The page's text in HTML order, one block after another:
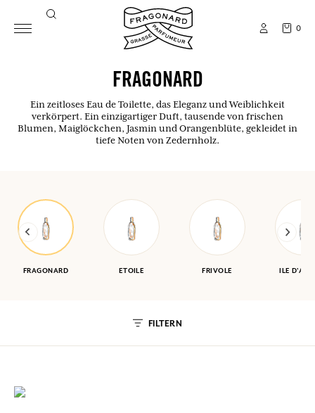
0
FRAGONARD
Ein zeitloses Eau de Toilette, das Eleganz und Weiblichkeit
verkörpert. Ein einzigartiger Duft, tausende von frischen
Blumen, Maiglöckchen, Jasmin und Orangenblüte, gekleidet in
tiefe Noten von Zedernholz.
FRAGONARD ETOILE FRIVOLE ILE
FILTERN